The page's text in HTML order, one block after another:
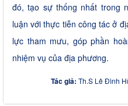
đó, tạo sự thống nhất trong
luận với thực tiễn công tác ở
lực tham mưu, góp phần
nhiệm vụ của địa phương.
Tác giả: Th.S Lê Đình